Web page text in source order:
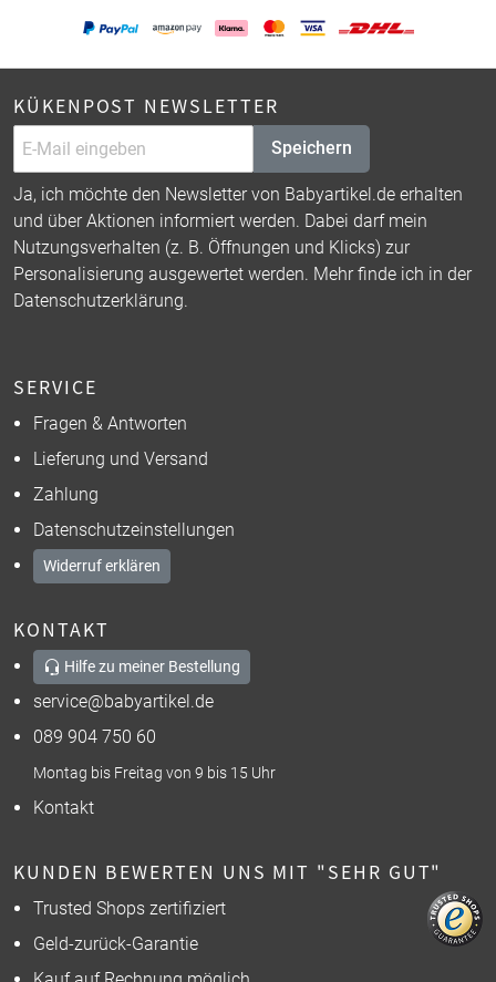
KÜKENPOST NEWSLETTER
Speichern
Ja, ich möchte den Newsletter von Babyartikel.de erhalten
und über Aktionen informiert werden. Dabei darf mein
Nutzungsverhalten (z. B. Öffnungen und Klicks) zur
Personalisierung ausgewertet werden. Mehr finde ich in der
Datenschutzerklärung.
SERVICE
Fragen & Antworten
Lieferung und Versand
Zahlung
Datenschutzeinstellungen
Widerruf erklären
KONTAKT
Hilfe zu meiner Bestellung
service@babyartikel.de
089 904 750 60
Montag bis Freitag von 9 bis 15 Uhr
Kontakt
KUNDEN BEWERTEN UNS MIT "SEHR GUT"
Trusted Shops zertifiziert
Geld-zurück-Garantie